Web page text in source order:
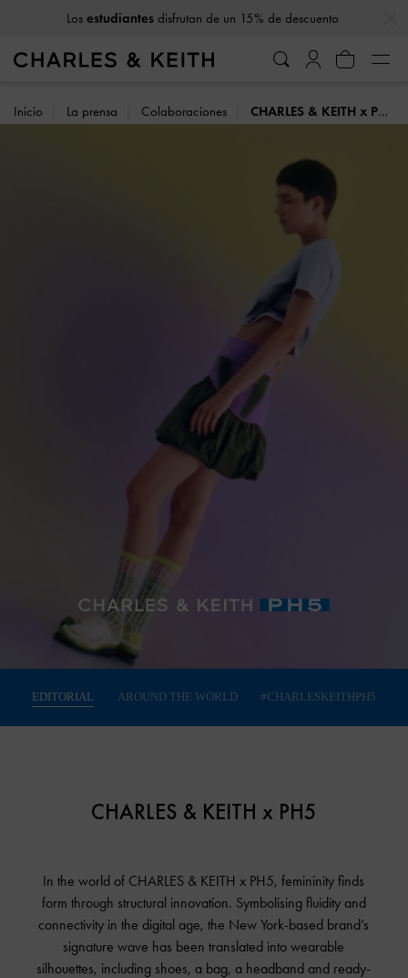
Los estudiantes disfrutan de un 15% de descuento
10% de descuentoal suscribirse a nuestro boletín*
Inicio La prensa Colaboraciones CHARLES & KEITH x PH5
EDITORIAL AROUND THE WORLD #CHARLESKEITHPH5
CHARLES & KEITH x PH5
In the world of CHARLES & KEITH x PH5, femininity finds
form through structural innovation. Symbolising fluidity and
connectivity in the digital age, the New York-based brand’s
signature wave has been translated into wearable
silhouettes, including shoes, a bag, a headband and ready-